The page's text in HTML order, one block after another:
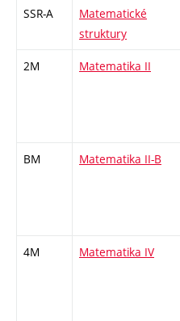
SSR-A
Matematické
struktury
2M Matematika II
BM Matematika II-B
4M Matematika IV